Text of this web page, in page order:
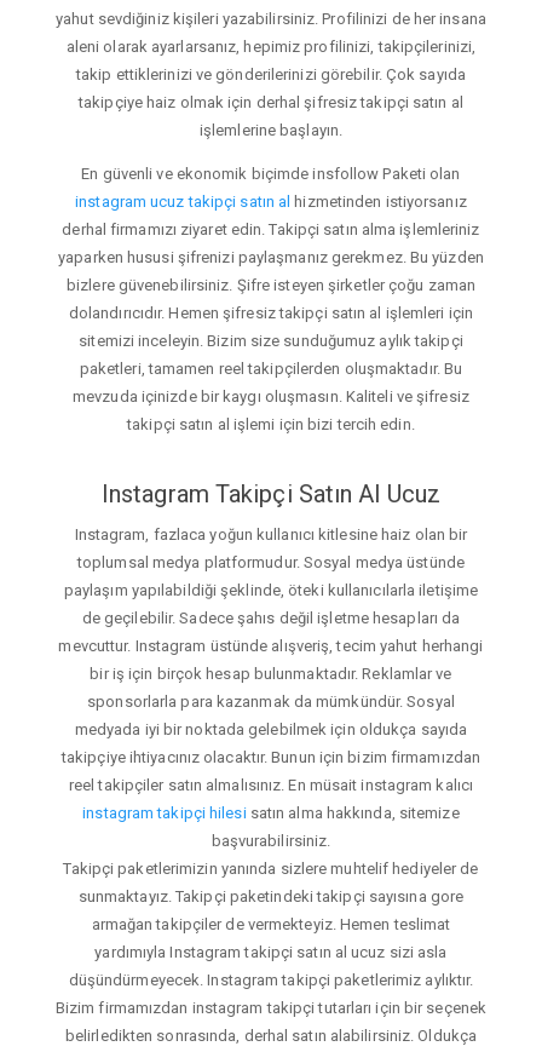
yahut sevdiğiniz kişileri yazabilirsiniz. Profilinizi de her insana
aleni olarak ayarlarsanız, hepimiz profilinizi, takipçilerinizi,
takip ettiklerinizi ve gönderilerinizi görebilir. Çok sayıda
takipçiye haiz olmak için derhal şifresiz takipçi satın al
işlemlerine başlayın.
En güvenli ve ekonomik biçimde insfollow Paketi olan
instagram ucuz takipçi satın al hizmetinden istiyorsanız
derhal firmamızı ziyaret edin. Takipçi satın alma işlemleriniz
yaparken hususi şifrenizi paylaşmanız gerekmez. Bu yüzden
bizlere güvenebilirsiniz. Şifre isteyen şirketler çoğu zaman
dolandırıcıdır. Hemen şifresiz takipçi satın al işlemleri için
sitemizi inceleyin. Bizim size sunduğumuz aylık takipçi
paketleri, tamamen reel takipçilerden oluşmaktadır. Bu
mevzuda içinizde bir kaygı oluşmasın. Kaliteli ve şifresiz
takipçi satın al işlemi için bizi tercih edin.
Instagram Takipçi Satın Al Ucuz
Instagram, fazlaca yoğun kullanıcı kitlesine haiz olan bir
toplumsal medya platformudur. Sosyal medya üstünde
paylaşım yapılabildiği şeklinde, öteki kullanıcılarla iletişime
de geçilebilir. Sadece şahıs değil işletme hesapları da
mevcuttur. Instagram üstünde alışveriş, tecim yahut herhangi
bir iş için birçok hesap bulunmaktadır. Reklamlar ve
sponsorlarla para kazanmak da mümkündür. Sosyal
medyada iyi bir noktada gelebilmek için oldukça sayıda
takipçiye ihtiyacınız olacaktır. Bunun için bizim firmamızdan
reel takipçiler satın almalısınız. En müsait instagram kalıcı
instagram takipçi hilesisatın alma hakkında, sitemize
başvurabilirsiniz.
Takipçi paketlerimizin yanında sizlere muhtelif hediyeler de
sunmaktayız. Takipçi paketindeki takipçi sayısına gore
armağan takipçiler de vermekteyiz. Hemen teslimat
yardımıyla Instagram takipçi satın al ucuz sizi asla
düşündürmeyecek. Instagram takipçi paketlerimiz aylıktır.
Bizim firmamızdan instagram takipçi tutarları için bir seçenek
belirledikten sonrasında, derhal satın alabilirsiniz. Oldukça